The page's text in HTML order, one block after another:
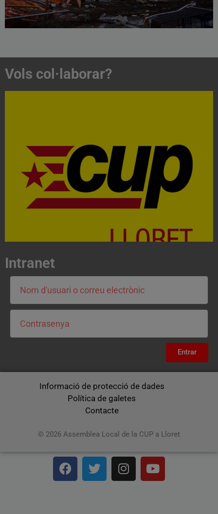
Vols col·laborar?
Contacta'ns i treballa per fer realitat el projecte de
l'esquerra independentista i anticapitalista
CONTACTA
Intranet
Entrar
Informació de protecció de dades
Política de galetes
Contacte
© 2026 Assemblea Local de la CUP a Lloret